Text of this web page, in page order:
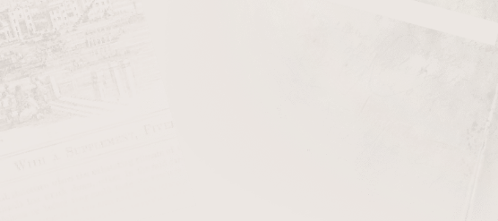
tabák
stromečkem kuřáka dýmky, je kožené pouzdro na dýmky, tabák a příslušenství.